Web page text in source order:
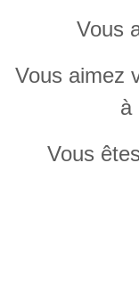
Vous
Vous aimez
à
Vous